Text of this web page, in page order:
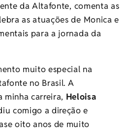
da Altafonte, comenta as
as atuações de Monica e
para a jornada da
muito especial na
no Brasil. A
minha carreira, Heloisa
comigo a direção e
oito anos de muito